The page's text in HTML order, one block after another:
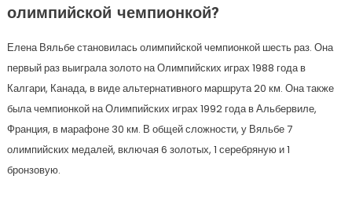
олимпийской чемпионкой?
Елена Вяльбе становилась олимпийской чемпионкой шесть раз. Она
первый раз выиграла золото на Олимпийских играх 1988 года в
Калгари, Канада, в виде альтернативного маршрута 20 км. Она также
была чемпионкой на Олимпийских играх 1992 года в Альбервиле,
Франция, в марафоне 30 км. В общей сложности, у Вяльбе 7
олимпийских медалей, включая 6 золотых, 1 серебряную и 1
бронзовую.